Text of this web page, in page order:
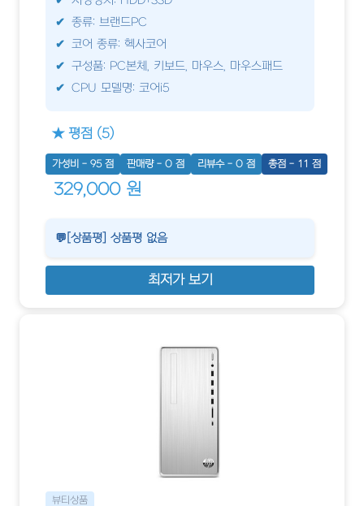
종류: 브랜드PC
코어 종류: 헥사코어
구성품: PC본체, 키보드, 마우스, 마우스패드
CPU 모델명: 코어i5
★ 평점 (5)
가성비 - 95 점 판매량 - 0 점 리뷰수 - 0 점 총점 - 11 점
329,000 원
💬[상품평] 상품평 없음
최저가 보기
뷰티상품